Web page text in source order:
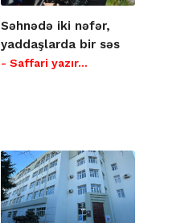
Səhnədə iki nəfər,
yaddaşlarda bir səs
- Saffari yazır…